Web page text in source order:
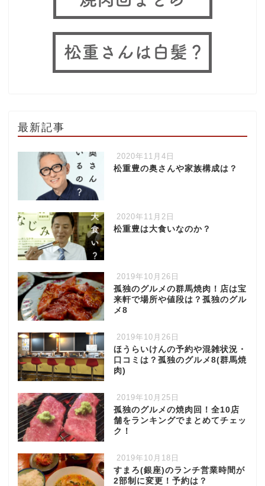
最新記事
2020年11月4日
松重豊の奥さんや家族構成は？
2020年11月2日
松重豊は大食いなのか？
2019年10月26日
孤独のグルメの群馬焼肉！店は宝
来軒で場所や値段は？孤独のグル
メ8
2019年10月26日
ほうらいけんの予約や混雑状況・
口コミは？孤独のグルメ8(群馬焼
肉)
2019年10月25日
孤独のグルメの焼肉回！全10店
舗をランキングでまとめてチェッ
ク！
2019年10月18日
すまろ(銀座)のランチ営業時間が
2部制に変更！予約は？